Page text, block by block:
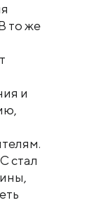
то же
и
стал